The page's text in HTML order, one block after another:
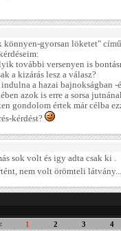
könnyen-gyorsan löketet"
további versenyen is
a kizárás lesz a válasz?
a hazai bajnokságban -
azok is erre a sorsa
gondolom értek már célba
kérdést?
sok volt és igy adta csak ki .
nem volt örömteli
1 2 3 4